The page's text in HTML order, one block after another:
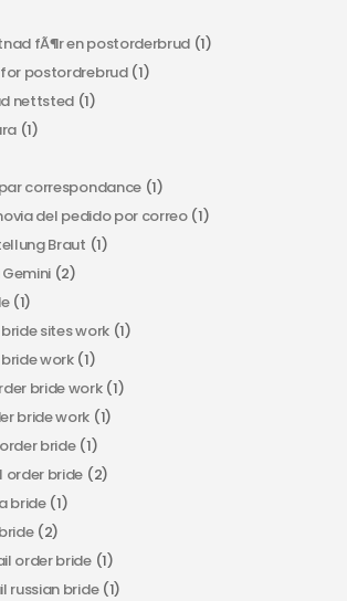
fÃ¶r en postorderbrud(1)
postordrebrud(1)
nettsted (1)
(1)
correspondance(1)
del pedido por correo(1)
Braut (1)
(2)
(1)
sites work(1)
work(1)
bride work(1)
bride work (1)
bride(1)
order bride (2)
bride(1)
(2)
order bride(1)
russian bride(1)